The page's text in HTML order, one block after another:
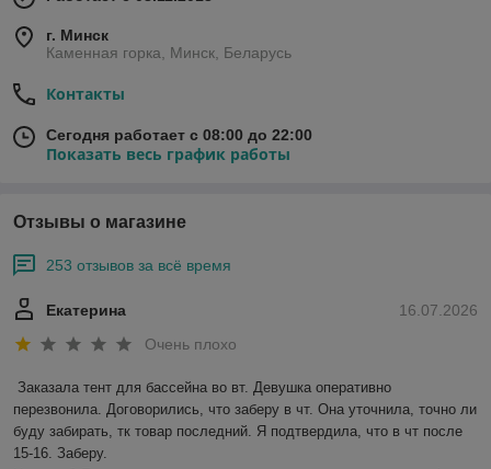
г. Минск
Каменная горка, Минск, Беларусь
Контакты
Сегодня работает с 08:00 до 22:00
Показать весь график работы
Отзывы о магазине
253 отзывов за всё время
16.07.2026
Екатерина
Очень плохо
Заказала тент для бассейна во вт. Девушка оперативно
перезвонила. Договорились, что заберу в чт. Она уточнила, точно ли
буду забирать, тк товар последний. Я подтвердила, что в чт после
15-16. Заберу.